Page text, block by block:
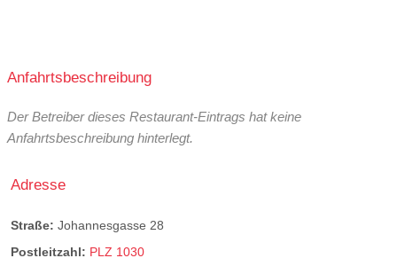
Anfahrtsbeschreibung
Der Betreiber dieses Restaurant-Eintrags hat keine
Anfahrtsbeschreibung hinterlegt.
Adresse
Straße: Johannesgasse 28
Postleitzahl: PLZ 1030